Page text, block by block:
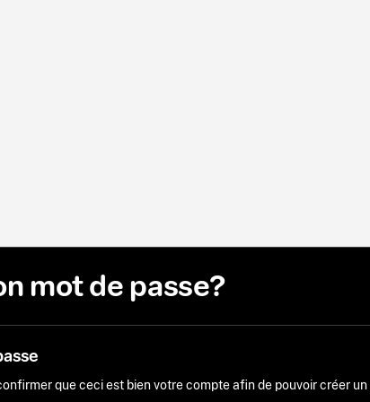
mot de passe?
que ceci est bien votre compte afin de pouvoir créer un